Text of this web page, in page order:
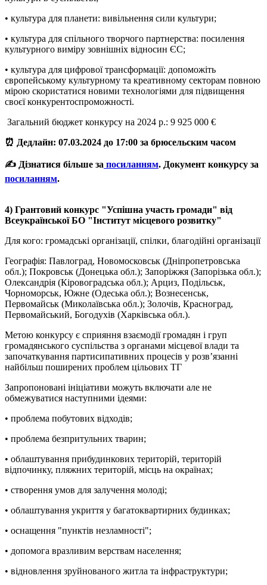
• культура для планети: вивільнення сили культури;
• культура для спільного творчого партнерства: посилення
культурного виміру зовнішніх відносин ЄС;
• культура для цифрової трансформації: допоможіть
європейському культурному та креативному секторам повною
мірою скористатися новими технологіями для підвищення
своєї конкурентоспроможності.
Загальний бюджет конкурсу на 2024 р.: 9 925 000 €
⏰ Дедлайн: 07.03.2024 до 17:00 за брюсельским часом
✍️ Дізнатися більше за посиланням. Документ конкурсу за
посиланням.
4) Грантовий конкурс "Успішна участь громади" від
Всеукраїнської БО "Інститут місцевого розвитку"
Для кого: громадські організації, спілки, благодійні організації
Географія: Павлоград, Новомосковськ (Дніпропетровська
обл.); Покровськ (Донецька обл.); Запоріжжя (Запорізька обл.);
Олександрія (Кіровоградська обл.); Арциз, Подільськ,
Чорноморськ, Южне (Одеська обл.); Вознесенськ,
Первомайськ (Миколаївська обл.); Золочів, Красноград,
Первомайський, Богодухів (Харківська обл.).
Метою конкурсу є сприяння взаємодії громадян і груп
громадянського суспільства з органами місцевої влади та
започаткування партисипативних процесів у розв’язанні
найбільш поширених проблем цільових ТГ
Запропоновані ініціативи можуть включати але не
обмежуватися наступними ідеями:
• проблема побутових відходів;
• проблема безпритульних тварин;
• облаштування прибудинкових територій, територій
відпочинку, пляжних територій, місць на окраїнах;
• створення умов для залучення молоді;
• облаштування укриття у багатоквартирних будинках;
• оснащення "пунктів незламності";
• допомога вразливим верствам населення;
• відновлення зруйнованого житла та інфраструктури;